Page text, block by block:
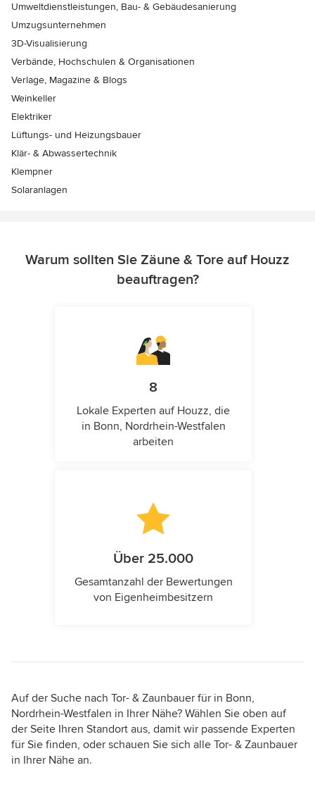
Umweltdienstleistungen, Bau- & Gebäudesanierung
Umzugsunternehmen
3D-Visualisierung
Verbände, Hochschulen & Organisationen
Verlage, Magazine & Blogs
Weinkeller
Elektriker
Lüftungs- und Heizungsbauer
Klär- & Abwassertechnik
Klempner
Solaranlagen
Warum sollten Sie Zäune & Tore auf Houzz
beauftragen?
8
Lokale Experten auf Houzz, die
in Bonn, Nordrhein-Westfalen
arbeiten
Über 25.000
Gesamtanzahl der Bewertungen
von Eigenheimbesitzern
Auf der Suche nach Tor- & Zaunbauer für in Bonn,
Nordrhein-Westfalen in Ihrer Nähe? Wählen Sie oben auf
der Seite Ihren Standort aus, damit wir passende Experten
für Sie finden, oder schauen Sie sich alle Tor- & Zaunbauer
in Ihrer Nähe an.